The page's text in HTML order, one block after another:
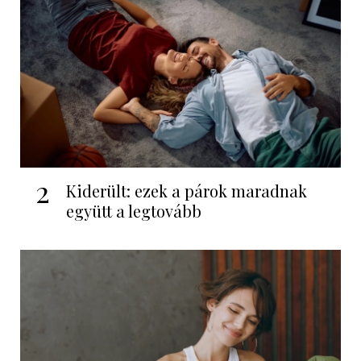
2
Kiderült: ezek a párok maradnak
együtt a legtovább